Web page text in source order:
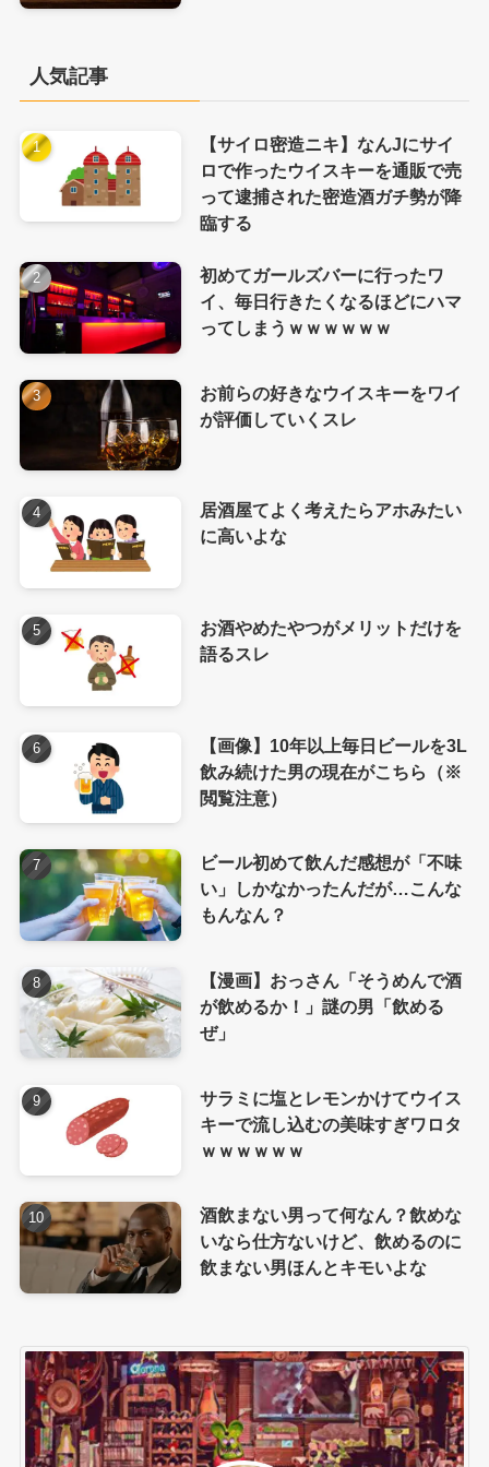
人気記事
【サイロ密造ニキ】なんJにサイ
ロで作ったウイスキーを通販で売
って逮捕された密造酒ガチ勢が降
臨する
初めてガールズバーに行ったワ
イ、毎日行きたくなるほどにハマ
ってしまうｗｗｗｗｗｗ
お前らの好きなウイスキーをワイ
が評価していくスレ
居酒屋てよく考えたらアホみたい
に高いよな
お酒やめたやつがメリットだけを
語るスレ
【画像】10年以上毎日ビールを3L
飲み続けた男の現在がこちら（※
閲覧注意）
ビール初めて飲んだ感想が「不味
い」しかなかったんだが…こんな
もんなん？
【漫画】おっさん「そうめんで酒
が飲めるか！」謎の男「飲める
ぜ」
サラミに塩とレモンかけてウイス
キーで流し込むの美味すぎワロタ
ｗｗｗｗｗｗ
酒飲まない男って何なん？飲めな
いなら仕方ないけど、飲めるのに
飲まない男ほんとキモいよな